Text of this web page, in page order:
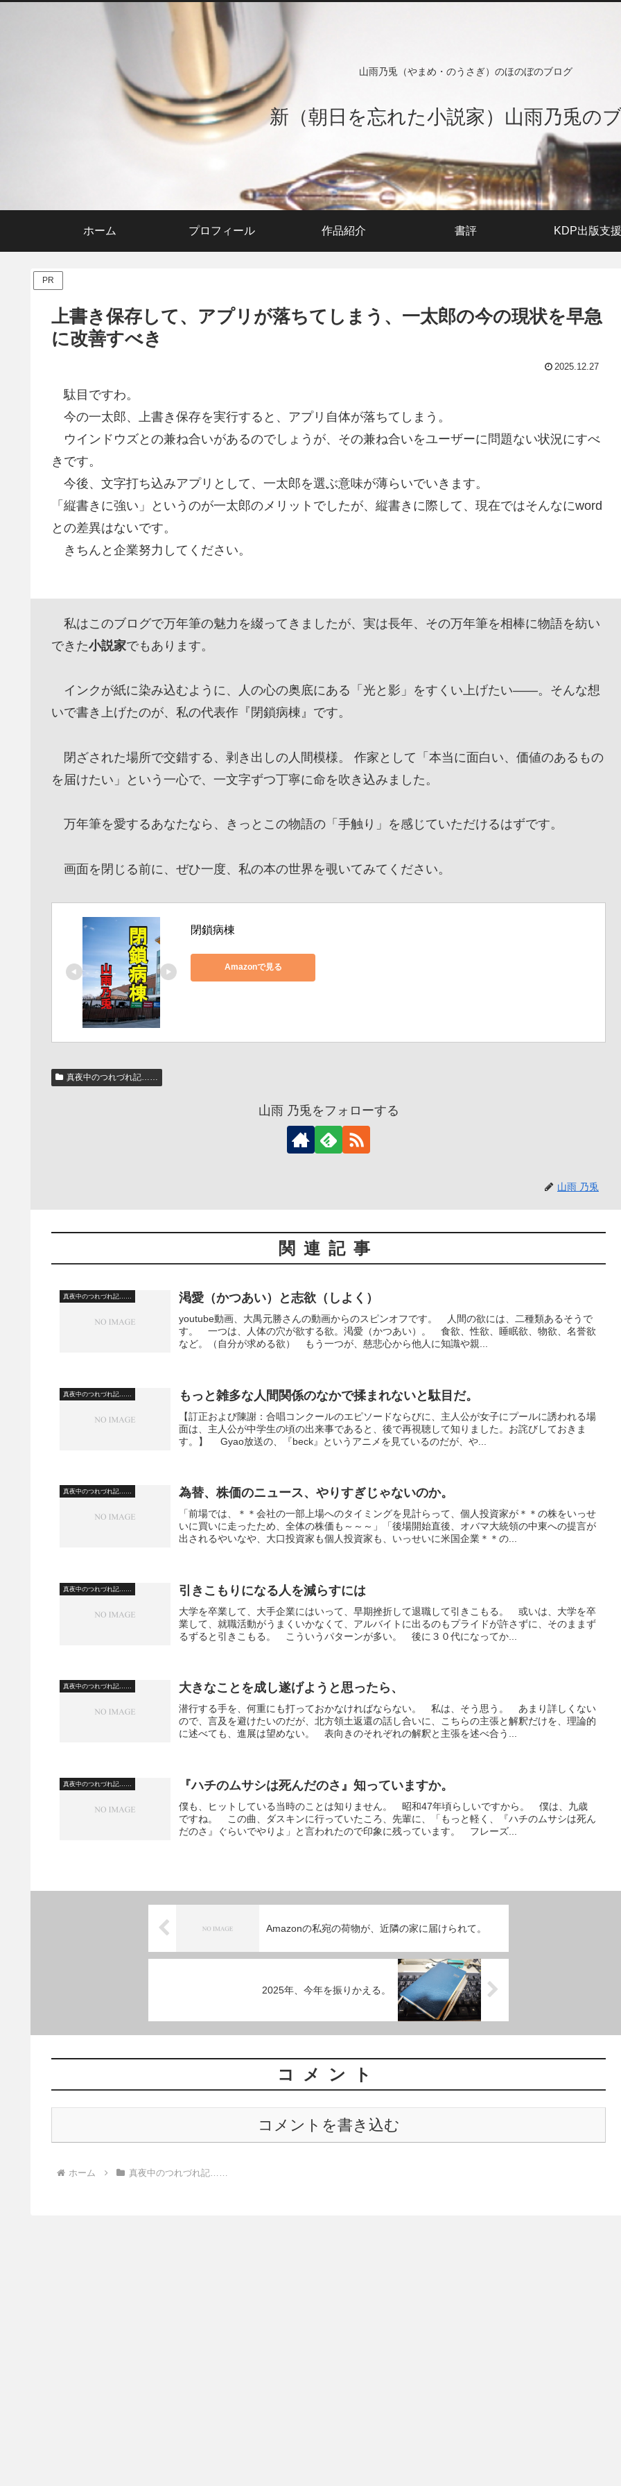
山雨乃兎（やまめ・のうさぎ）のほのぼのブログ
新（朝日を忘れた小説家）山雨乃兎の
ホーム プロフィール 作品紹介 書評 KDP出版支援
PR
上書き保存して、アプリが落ちてしまう、一太郎の今の現状を早急
に改善すべき
2025.12.27
駄目ですわ。
今の一太郎、上書き保存を実行すると、アプリ自体が落ちてしまう。
ウインドウズとの兼ね合いがあるのでしょうが、その兼ね合いをユーザーに問題ない状況にすべ
きです。
今後、文字打ち込みアプリとして、一太郎を選ぶ意味が薄らいでいきます。
「縦書きに強い」というのが一太郎のメリットでしたが、縦書きに際して、現在ではそんなにword
との差異はないです。
きちんと企業努力してください。
私はこのブログで万年筆の魅力を綴ってきましたが、実は長年、その万年筆を相棒に物語を紡い
できた小説家でもあります。
インクが紙に染み込むように、人の心の奥底にある「光と影」をすくい上げたい——。そんな想
いで書き上げたのが、私の代表作『閉鎖病棟』です。
閉ざされた場所で交錯する、剥き出しの人間模様。 作家として「本当に面白い、価値のあるもの
を届けたい」という一心で、一文字ずつ丁寧に命を吹き込みました。
万年筆を愛するあなたなら、きっとこの物語の「手触り」を感じていただけるはずです。
画面を閉じる前に、ぜひ一度、私の本の世界を覗いてみてください。
閉鎖病棟
Amazonで見る
真夜中のつれづれ記……
山雨 乃兎をフォローする
山雨 乃兎
関連記事
真夜中のつれづれ記…… 渇愛（かつあい）と志欲（しよく）
youtube動画、大禺元勝さんの動画からのスピンオフです。 人間の欲には、二種類あるそうで
す。 一つは、人体の穴が欲する欲。渇愛（かつあい）。 食欲、性欲、睡眠欲、物欲、名誉欲
など。（自分が求める欲） もう一つが、慈悲心から他人に知識や親...
真夜中のつれづれ記…… もっと雑多な人間関係のなかで揉まれないと駄目だ。
【訂正および陳謝：合唱コンクールのエピソードならびに、主人公が女子にプールに誘われる場
面は、主人公が中学生の頃の出来事であると、後で再視聴して知りました。お詫びしておきま
す。】 Gyao放送の、『beck』というアニメを見ているのだが、や...
真夜中のつれづれ記…… 為替、株価のニュース、やりすぎじゃないのか。
「前場では、＊＊会社の一部上場へのタイミングを見計らって、個人投資家が＊＊の株をいっせ
いに買いに走ったため、全体の株価も～～～」「後場開始直後、オバマ大統領の中東への提言が
出されるやいなや、大口投資家も個人投資家も、いっせいに米国企業＊＊の...
真夜中のつれづれ記…… 引きこもりになる人を減らすには
大学を卒業して、大手企業にはいって、早期挫折して退職して引きこもる。 或いは、大学を卒
業して、就職活動がうまくいかなくて、アルバイトに出るのもプライドが許さずに、そのままず
るずると引きこもる。 こういうパターンが多い。 後に３０代になってか...
真夜中のつれづれ記…… 大きなことを成し遂げようと思ったら、
潜行する手を、何重にも打っておかなければならない。 私は、そう思う。 あまり詳しくない
ので、言及を避けたいのだが、北方領土返還の話し合いに、こちらの主張と解釈だけを、理論的
に述べても、進展は望めない。 表向きのそれぞれの解釈と主張を述べ合う...
真夜中のつれづれ記…… 『ハチのムサシは死んだのさ』知っていますか。
僕も、ヒットしている当時のことは知りません。 昭和47年頃らしいですから。 僕は、九歳
ですね。 この曲、ダスキンに行っていたころ、先輩に、「もっと軽く、『ハチのムサシは死ん
だのさ』ぐらいでやりよ」と言われたので印象に残っています。 フレーズ...
Amazonの私宛の荷物が、近隣の家に届けられて。
2025年、今年を振りかえる。
コメント
コメントを書き込む
ホーム 真夜中のつれづれ記……